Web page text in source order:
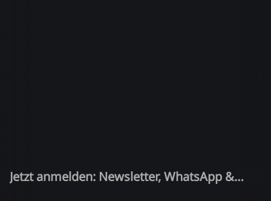
Jetzt anmelden: Newsletter, WhatsApp &